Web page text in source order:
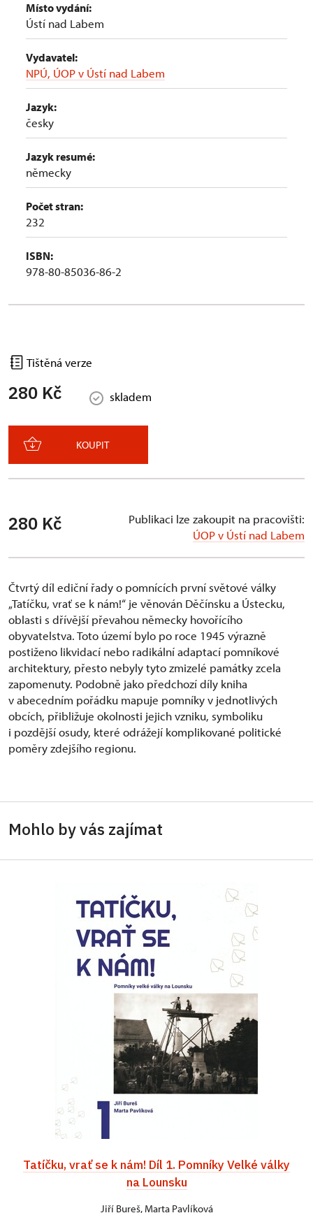
Místo vydání:
Ústí nad Labem
Vydavatel:
NPÚ, ÚOP v Ústí nad Labem
Jazyk:
česky
Jazyk resumé:
německy
Počet stran:
232
ISBN:
978-80-85036-86-2
Tištěná verze
280 Kč skladem
KOUPIT
280 Kč
Publikaci lze zakoupit na pracovišti:
ÚOP v Ústí nad Labem
Čtvrtý díl ediční řady o pomnících první světové války
„Tatíčku, vrať se k nám!“ je věnován Děčínsku a Ústecku,
oblasti s dřívější převahou německy hovořícího
obyvatelstva. Toto území bylo po roce 1945 výrazně
postiženo likvidací nebo radikální adaptací pomníkové
architektury, přesto nebyly tyto zmizelé památky zcela
zapomenuty. Podobně jako předchozí díly kniha
v abecedním pořádku mapuje pomníky v jednotlivých
obcích, přibližuje okolnosti jejich vzniku, symboliku
i pozdější osudy, které odrážejí komplikované politické
poměry zdejšího regionu.
Mohlo by vás zajímat
Tatíčku, vrať se k nám! Díl 1. Pomníky Velké války
na Lounsku
Jiří Bureš, Marta Pavlíková